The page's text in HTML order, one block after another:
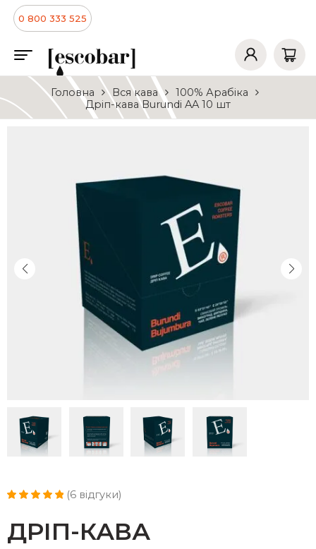
0 800 333 525
Головна Вся кава
100% Арабіка
Дріп-кава Burundi AA 10 шт
ДРІП-КАВА
опитування
покупців
(6відгуки)